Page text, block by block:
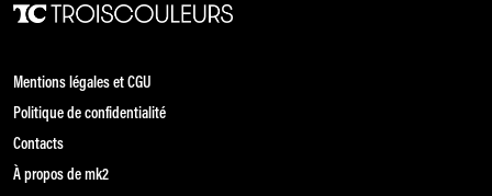
Mentions légales et CGU
Politique de confidentialité
Contacts
À propos de mk2